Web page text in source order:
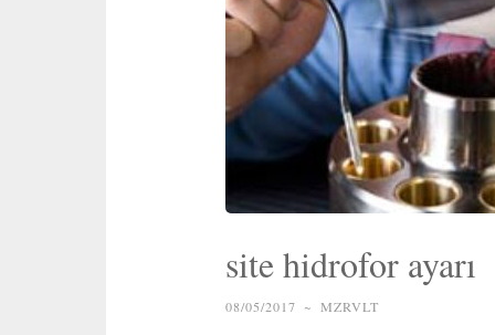
site hidrofor ayarı
08/05/2017 ~ MZRVLT